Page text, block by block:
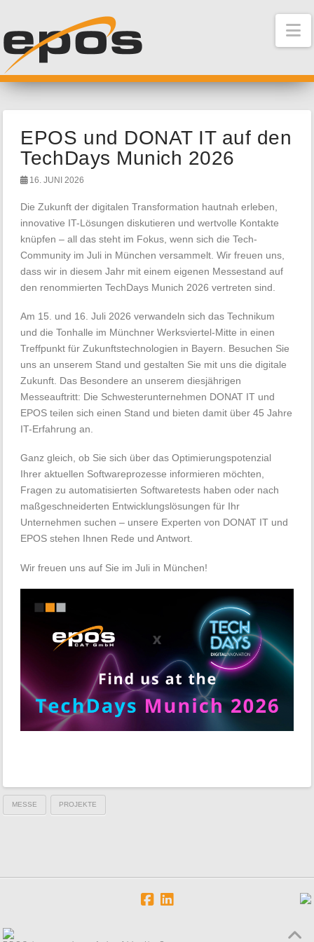
EPOS und DONAT IT auf den
TechDays Munich 2026
16. JUNI 2026
Die Zukunft der digitalen Transformation hautnah erleben,
innovative IT-Lösungen diskutieren und wertvolle Kontakte
knüpfen – all das steht im Fokus, wenn sich die Tech-
Community im Juli in München versammelt. Wir freuen uns,
dass wir in diesem Jahr mit einem eigenen Messestand auf
den renommierten TechDays Munich 2026 vertreten sind.
Am 15. und 16. Juli 2026 verwandeln sich das Technikum
und die Tonhalle im Münchner Werksviertel-Mitte in einen
Treffpunkt für Zukunftstechnologien in Bayern. Besuchen Sie
uns an unserem Stand und gestalten Sie mit uns die digitale
Zukunft. Das Besondere an unserem diesjährigen
Messeauftritt: Die Schwesterunternehmen DONAT IT und
EPOS teilen sich einen Stand und bieten damit über 45 Jahre
IT-Erfahrung an.
Ganz gleich, ob Sie sich über das Optimierungspotenzial
Ihrer aktuellen Softwareprozesse informieren möchten,
Fragen zu automatisierten Softwaretests haben oder nach
maßgeschneiderten Entwicklungslösungen für Ihr
Unternehmen suchen – unsere Experten von DONAT IT und
EPOS stehen Ihnen Rede und Antwort.
Wir freuen uns auf Sie im Juli in München!
MESSE PROJEKTE